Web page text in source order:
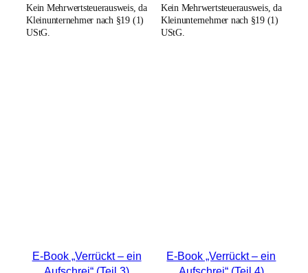
Kein Mehrwertsteuerausweis, da
Kleinunternehmer nach §19 (1)
UStG.
Kein Mehrwertsteuerausweis, da
Kleinunternehmer nach §19 (1)
UStG.
E-Book „Verrückt – ein
E-Book „Verrückt – ein